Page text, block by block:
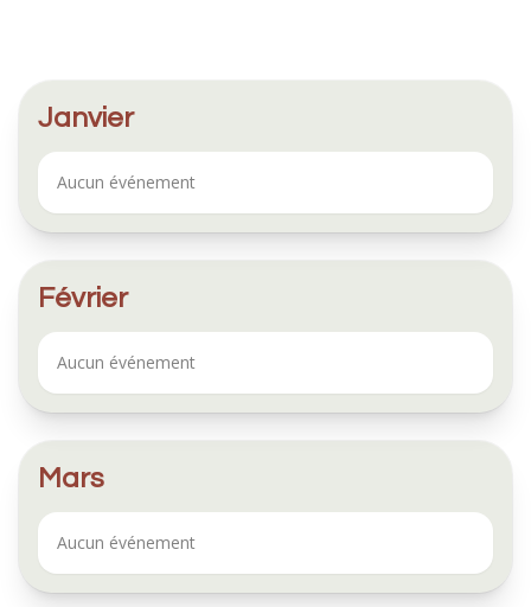
Janvier
Aucun événement
Février
Aucun événement
Mars
Aucun événement